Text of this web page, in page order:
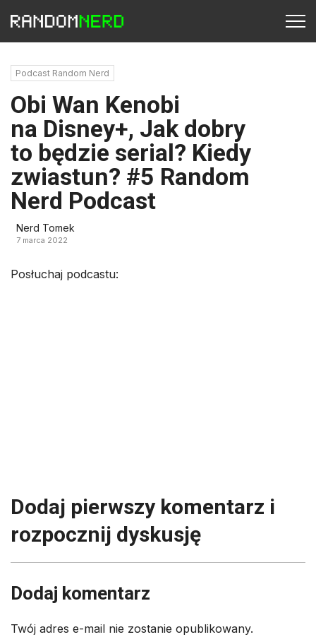
Podcast Random Nerd
Obi Wan Kenobi
na Disney+, Jak dobry
to będzie serial? Kiedy
zwiastun? #5 Random
Nerd Podcast
Nerd Tomek
7 marca 2022
Posłuchaj podcastu:
Dodaj pierwszy komentarz i
rozpocznij dyskusję
Dodaj komentarz
Twój adres e-mail nie zostanie opublikowany.